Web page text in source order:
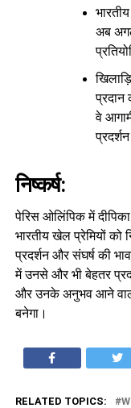
अब
प्रदान
वे
निष्कर्ष:
पेरिस ओलिंपिक में
भारतीय खेल प्रेमियों को
प्रदर्शन और संघर्ष की
में उनसे और भी बेहतर
और उनके अनुभव आने वाले
बनेगा।
RELATED TOPICS: